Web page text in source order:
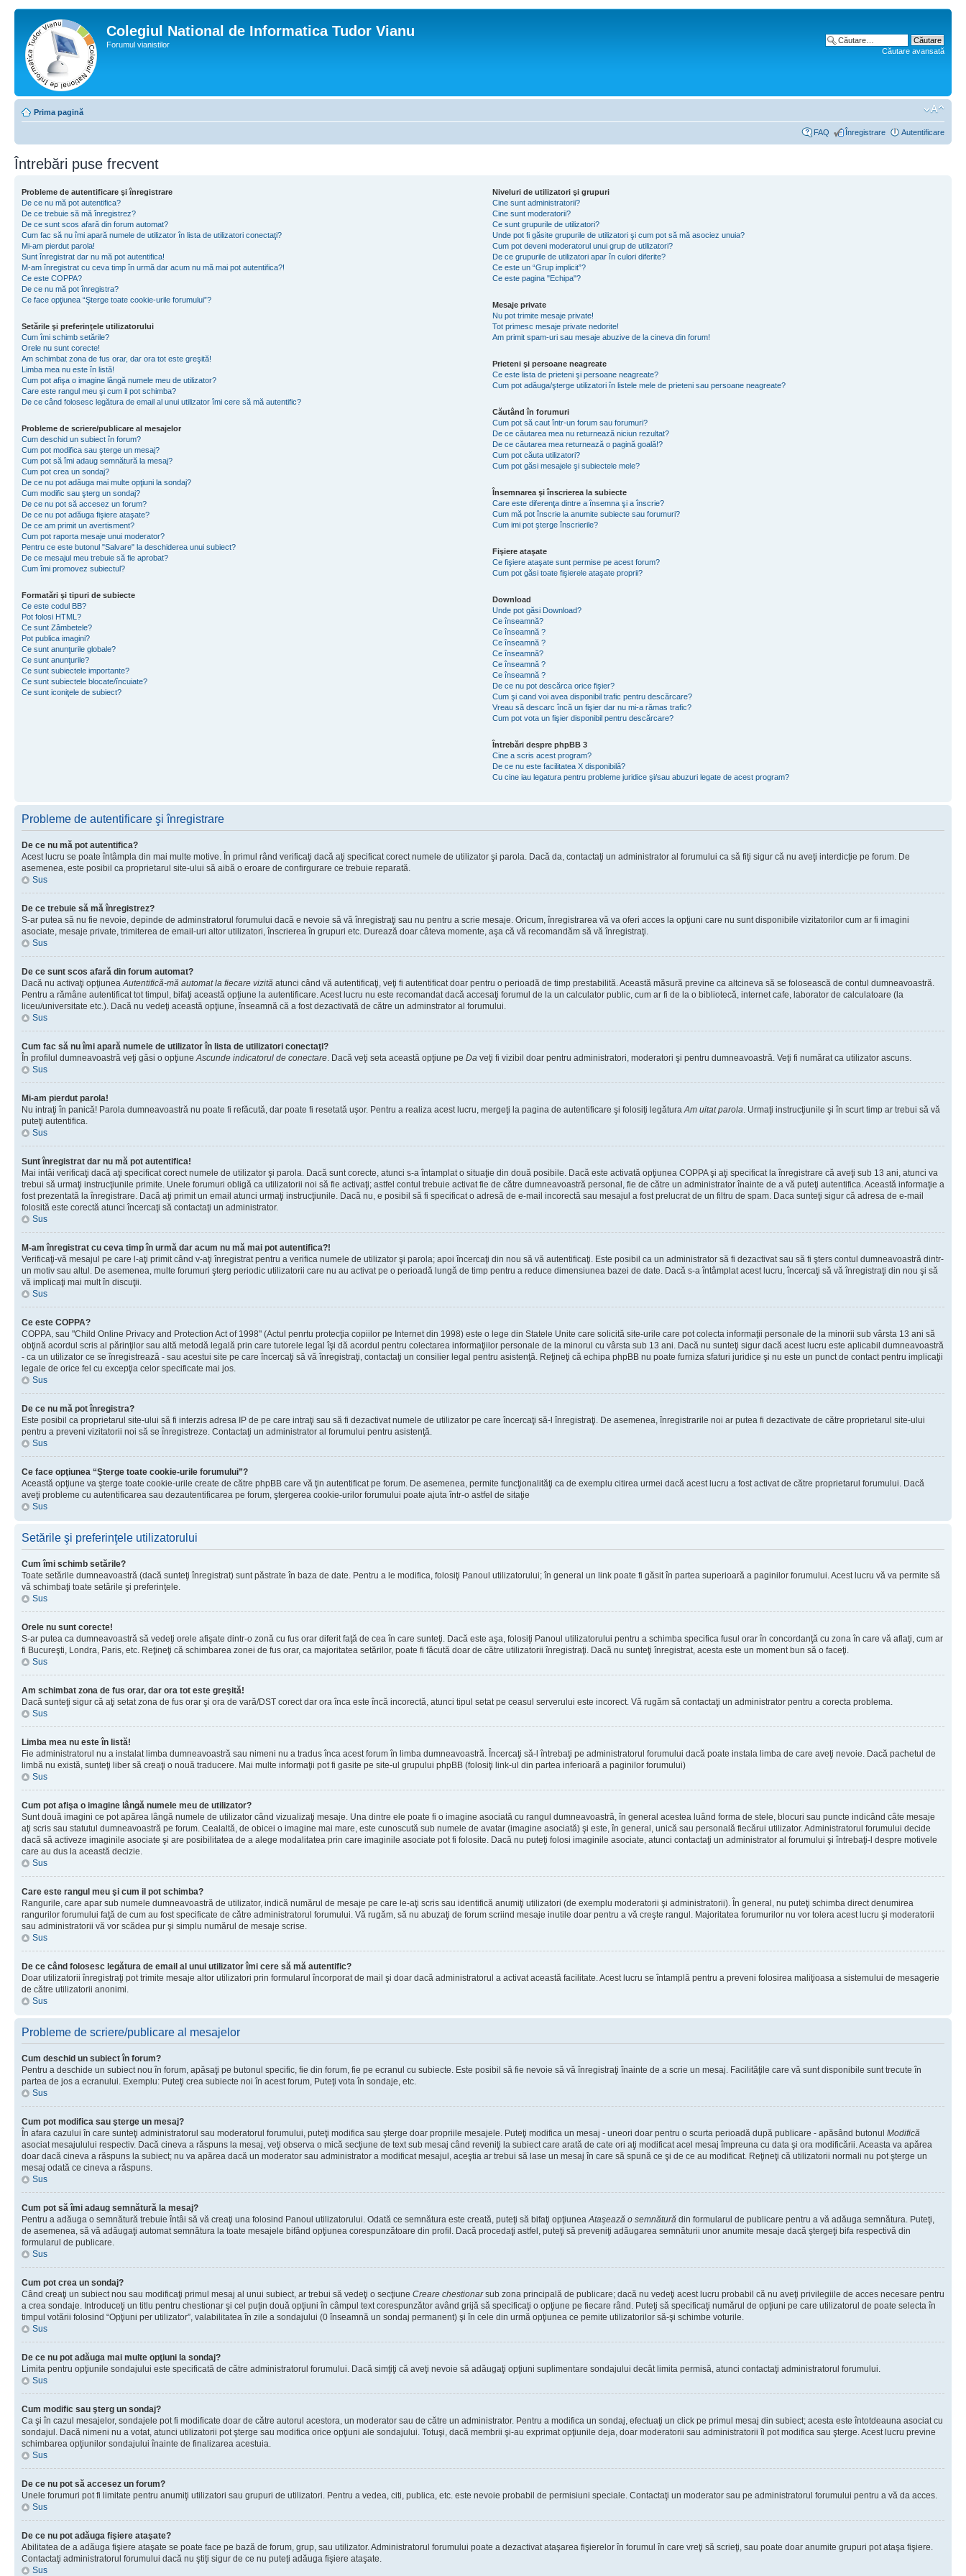
Colegiul National de Informatica Tudor Vianu
Forumul vianistilor
Căutare avansată
Prima pagină
FAQ Înregistrare Autentificare
Întrebări puse frecvent
Probleme de autentificare şi înregistrare
De ce nu mă pot autentifica?
De ce trebuie să mă înregistrez?
De ce sunt scos afară din forum automat?
Cum fac să nu îmi apară numele de utilizator în lista de utilizatori conectaţi?
Mi-am pierdut parola!
Sunt înregistrat dar nu mă pot autentifica!
M-am înregistrat cu ceva timp în urmă dar acum nu mă mai pot autentifica?!
Ce este COPPA?
De ce nu mă pot înregistra?
Ce face opţiunea “Şterge toate cookie-urile forumului”?
Setările şi preferinţele utilizatorului
Cum îmi schimb setările?
Orele nu sunt corecte!
Am schimbat zona de fus orar, dar ora tot este greşită!
Limba mea nu este în listă!
Cum pot afişa o imagine lângă numele meu de utilizator?
Care este rangul meu şi cum il pot schimba?
De ce când folosesc legătura de email al unui utilizator îmi cere să mă autentific?
Probleme de scriere/publicare al mesajelor
Cum deschid un subiect în forum?
Cum pot modifica sau şterge un mesaj?
Cum pot să îmi adaug semnătură la mesaj?
Cum pot crea un sondaj?
De ce nu pot adăuga mai multe opţiuni la sondaj?
Cum modific sau şterg un sondaj?
De ce nu pot să accesez un forum?
De ce nu pot adăuga fişiere ataşate?
De ce am primit un avertisment?
Cum pot raporta mesaje unui moderator?
Pentru ce este butonul "Salvare" la deschiderea unui subiect?
De ce mesajul meu trebuie să fie aprobat?
Cum îmi promovez subiectul?
Formatări şi tipuri de subiecte
Ce este codul BB?
Pot folosi HTML?
Ce sunt Zâmbetele?
Pot publica imagini?
Ce sunt anunţurile globale?
Ce sunt anunţurile?
Ce sunt subiectele importante?
Ce sunt subiectele blocate/încuiate?
Ce sunt iconiţele de subiect?
Niveluri de utilizatori şi grupuri
Cine sunt administratorii?
Cine sunt moderatorii?
Ce sunt grupurile de utilizatori?
Unde pot fi găsite grupurile de utilizatori şi cum pot să mă asociez unuia?
Cum pot deveni moderatorul unui grup de utilizatori?
De ce grupurile de utilizatori apar în culori diferite?
Ce este un “Grup implicit”?
Ce este pagina "Echipa"?
Mesaje private
Nu pot trimite mesaje private!
Tot primesc mesaje private nedorite!
Am primit spam-uri sau mesaje abuzive de la cineva din forum!
Prieteni şi persoane neagreate
Ce este lista de prieteni şi persoane neagreate?
Cum pot adăuga/şterge utilizatori în listele mele de prieteni sau persoane neagreate?
Căutând în forumuri
Cum pot să caut într-un forum sau forumuri?
De ce căutarea mea nu returnează niciun rezultat?
De ce căutarea mea returnează o pagină goală!?
Cum pot căuta utilizatori?
Cum pot găsi mesajele şi subiectele mele?
Însemnarea şi înscrierea la subiecte
Care este diferenţa dintre a însemna şi a înscrie?
Cum mă pot înscrie la anumite subiecte sau forumuri?
Cum imi pot şterge înscrierile?
Fişiere ataşate
Ce fişiere ataşate sunt permise pe acest forum?
Cum pot găsi toate fişierele ataşate proprii?
Download
Unde pot găsi Download?
Ce înseamnă?
Ce înseamnă ?
Ce înseamnă ?
Ce înseamnă?
Ce înseamnă ?
Ce înseamnă ?
De ce nu pot descărca orice fişier?
Cum şi cand voi avea disponibil trafic pentru descărcare?
Vreau să descarc încă un fişier dar nu mi-a rămas trafic?
Cum pot vota un fişier disponibil pentru descărcare?
Întrebări despre phpBB 3
Cine a scris acest program?
De ce nu este facilitatea X disponibilă?
Cu cine iau legatura pentru probleme juridice şi/sau abuzuri legate de acest program?
Probleme de autentificare şi înregistrare
De ce nu mă pot autentifica?
Acest lucru se poate întâmpla din mai multe motive. În primul rând verificaţi dacă aţi specificat corect numele de utilizator şi parola. Dacă da, contactaţi un administrator al forumului ca să fiţi sigur că nu aveţi interdicţie pe forum. De
asemenea, este posibil ca proprietarul site-ului să aibă o eroare de confirgurare ce trebuie reparată.
Sus
De ce trebuie să mă înregistrez?
S-ar putea să nu fie nevoie, depinde de adminstratorul forumului dacă e nevoie să vă înregistraţi sau nu pentru a scrie mesaje. Oricum, înregistrarea vă va oferi acces la opţiuni care nu sunt disponibile vizitatorilor cum ar fi imagini
asociate, mesaje private, trimiterea de email-uri altor utilizatori, înscrierea în grupuri etc. Durează doar câteva momente, aşa că vă recomandăm să vă înregistraţi.
Sus
De ce sunt scos afară din forum automat?
Dacă nu activaţi opţiuneaAutentifică-mă automat la fiecare vizită atunci când vă autentificaţi, veţi fi autentificat doar pentru o perioadă de timp prestabilită. Această măsură previne ca altcineva să se folosească de contul dumneavoastră.
Pentru a rămâne autentificat tot timpul, bifaţi această opţiune la autentificare. Acest lucru nu este recomandat dacă accesaţi forumul de la un calculator public, cum ar fi de la o bibliotecă, internet cafe, laborator de calculatoare (la
liceu/universitate etc.). Dacă nu vedeţi această opţiune, înseamnă că a fost dezactivată de către un adminstrator al forumului.
Sus
Cum fac să nu îmi apară numele de utilizator în lista de utilizatori conectaţi?
În profilul dumneavoastră veţi găsi o opţiuneAscunde indicatorul de conectare. Dacă veţi seta această opţiune pe Da veţi fi vizibil doar pentru administratori, moderatori şi pentru dumneavoastră. Veţi fi numărat ca utilizator ascuns.
Sus
Mi-am pierdut parola!
Nu intraţi în panică! Parola dumneavoastră nu poate fi refăcută, dar poate fi resetată uşor. Pentru a realiza acest lucru, mergeţi la pagina de autentificare şi folosiţi legăturaAm uitat parola. Urmaţi instrucţiunile şi în scurt timp ar trebui să vă
puteţi autentifica.
Sus
Sunt înregistrat dar nu mă pot autentifica!
Mai intâi verificaţi dacă aţi specificat corect numele de utilizator şi parola. Dacă sunt corecte, atunci s-a întamplat o situaţie din două posibile. Dacă este activată opţiunea COPPA şi aţi specificat la înregistrare că aveţi sub 13 ani, atunci va
trebui să urmaţi instrucţiunile primite. Unele forumuri obligă ca utilizatorii noi să fie activaţi; astfel contul trebuie activat fie de către dumneavoastră personal, fie de către un administrator înainte de a vă puteţi autentifica. Această informaţie a
fost prezentată la înregistrare. Dacă aţi primit un email atunci urmaţi instrucţiunile. Dacă nu, e posibil să fi specificat o adresă de e-mail incorectă sau mesajul a fost prelucrat de un filtru de spam. Daca sunteţi sigur că adresa de e-mail
folosită este corectă atunci încercaţi să contactaţi un administrator.
Sus
M-am înregistrat cu ceva timp în urmă dar acum nu mă mai pot autentifica?!
Verificaţi-vă mesajul pe care l-aţi primit când v-aţi înregistrat pentru a verifica numele de utilizator şi parola; apoi încercaţi din nou să vă autentificaţi. Este posibil ca un administrator să fi dezactivat sau să fi şters contul dumneavoastră dintr-
un motiv sau altul. De asemenea, multe forumuri şterg periodic utilizatorii care nu au activat pe o perioadă lungă de timp pentru a reduce dimensiunea bazei de date. Dacă s-a întâmplat acest lucru, încercaţi să vă înregistraţi din nou şi să
vă implicaţi mai mult în discuţii.
Sus
Ce este COPPA?
COPPA, sau "Child Online Privacy and Protection Act of 1998" (Actul penrtu protecţia copiilor pe Internet din 1998) este o lege din Statele Unite care solicită site-urile care pot colecta informaţii personale de la minorii sub vârsta 13 ani să
obţină acordul scris al părinţilor sau altă metodă legală prin care tutorele legal îşi dă acordul pentru colectarea informaţiilor personale de la minorul cu vârsta sub 13 ani. Dacă nu sunteţi sigur dacă acest lucru este aplicabil dumneavoastră
- ca un utilizator ce se înregistrează - sau acestui site pe care încercaţi să vă înregistraţi, contactaţi un consilier legal pentru asistenţă. Reţineţi că echipa phpBB nu poate furniza sfaturi juridice şi nu este un punct de contact pentru implicaţii
legale de orice fel cu excepţia celor specificate mai jos.
Sus
De ce nu mă pot înregistra?
Este posibil ca proprietarul site-ului să fi interzis adresa IP de pe care intraţi sau să fi dezactivat numele de utilizator pe care încercaţi să-l înregistraţi. De asemenea, înregistrarile noi ar putea fi dezactivate de către proprietarul site-ului
pentru a preveni vizitatorii noi să se înregistreze. Contactaţi un administrator al forumului pentru asistenţă.
Sus
Ce face opţiunea “Şterge toate cookie-urile forumului”?
Această opţiune va şterge toate cookie-urile create de către phpBB care vă ţin autentificat pe forum. De asemenea, permite funcţionalităţi ca de exemplu citirea urmei dacă acest lucru a fost activat de către proprietarul forumului. Dacă
aveţi probleme cu autentificarea sau dezautentificarea pe forum, ştergerea cookie-urilor forumului poate ajuta într-o astfel de sitaţie
Sus
Setările şi preferinţele utilizatorului
Cum îmi schimb setările?
Toate setările dumneavoastră (dacă sunteţi înregistrat) sunt păstrate în baza de date. Pentru a le modifica, folosiţi Panoul utilizatorului; în general un link poate fi găsit în partea superioară a paginilor forumului. Acest lucru vă va permite să
vă schimbaţi toate setările şi preferinţele.
Sus
Orele nu sunt corecte!
S-ar putea ca dumneavoastră să vedeţi orele afişate dintr-o zonă cu fus orar diferit faţă de cea în care sunteţi. Dacă este aşa, folosiţi Panoul utilizatorului pentru a schimba specifica fusul orar în concordanţă cu zona în care vă aflaţi, cum ar
fi Bucureşti, Londra, Paris, etc. Reţineţi că schimbarea zonei de fus orar, ca majoritatea setărilor, poate fi făcută doar de către utilizatorii înregistraţi. Dacă nu sunteţi înregistrat, acesta este un moment bun să o faceţi.
Sus
Am schimbat zona de fus orar, dar ora tot este greşită!
Dacă sunteţi sigur că aţi setat zona de fus orar şi ora de vară/DST corect dar ora înca este încă incorectă, atunci tipul setat pe ceasul serverului este incorect. Vă rugăm să contactaţi un administrator pentru a corecta problema.
Sus
Limba mea nu este în listă!
Fie administratorul nu a instalat limba dumneavoastră sau nimeni nu a tradus înca acest forum în limba dumneavoastră. Încercaţi să-l întrebaţi pe administratorul forumului dacă poate instala limba de care aveţi nevoie. Dacă pachetul de
limbă nu există, sunteţi liber să creaţi o nouă traducere. Mai multe informaţii pot fi gasite pe site-ul grupului phpBB (folosiţi link-ul din partea inferioară a paginilor forumului)
Sus
Cum pot afişa o imagine lângă numele meu de utilizator?
Sunt două imagini ce pot apărea lângă numele de utilizator când vizualizaţi mesaje. Una dintre ele poate fi o imagine asociată cu rangul dumneavoastră, în general acestea luând forma de stele, blocuri sau puncte indicând câte mesaje
aţi scris sau statutul dumneavoastră pe forum. Cealaltă, de obicei o imagine mai mare, este cunoscută sub numele de avatar (imagine asociată) şi este, în general, unică sau personală fiecărui utilizator. Administratorul forumului decide
dacă să activeze imaginile asociate şi are posibilitatea de a alege modalitatea prin care imaginile asociate pot fi folosite. Dacă nu puteţi folosi imaginile asociate, atunci contactaţi un administrator al forumului şi întrebaţi-l despre motivele
care au dus la această decizie.
Sus
Care este rangul meu şi cum il pot schimba?
Rangurile, care apar sub numele dumneavoastră de utilizator, indică numărul de mesaje pe care le-aţi scris sau identifică anumiţi utilizatori (de exemplu moderatorii şi administratorii). În general, nu puteţi schimba direct denumirea
rangurilor forumului faţă de cum au fost specificate de către administratorul forumului. Vă rugăm, să nu abuzaţi de forum scriind mesaje inutile doar pentru a vă creşte rangul. Majoritatea forumurilor nu vor tolera acest lucru şi moderatorii
sau administratorii vă vor scădea pur şi simplu numărul de mesaje scrise.
Sus
De ce când folosesc legătura de email al unui utilizator îmi cere să mă autentific?
Doar utilizatorii înregistraţi pot trimite mesaje altor utilizatori prin formularul încorporat de mail şi doar dacă administratorul a activat această facilitate. Acest lucru se întamplă pentru a preveni folosirea maliţioasa a sistemului de mesagerie
de către utilizatorii anonimi.
Sus
Probleme de scriere/publicare al mesajelor
Cum deschid un subiect în forum?
Pentru a deschide un subiect nou în forum, apăsaţi pe butonul specific, fie din forum, fie pe ecranul cu subiecte. Este posibil să fie nevoie să vă înregistraţi înainte de a scrie un mesaj. Facilităţile care vă sunt disponibile sunt trecute în
partea de jos a ecranului. Exemplu: Puteţi crea subiecte noi în acest forum, Puteţi vota în sondaje, etc.
Sus
Cum pot modifica sau şterge un mesaj?
În afara cazului în care sunteţi administratorul sau moderatorul forumului, puteţi modifica sau şterge doar propriile mesajele. Puteţi modifica un mesaj - uneori doar pentru o scurta perioadă după publicare - apăsând butonul Modifică
asociat mesajulului respectiv. Dacă cineva a răspuns la mesaj, veţi observa o mică secţiune de text sub mesaj când reveniţi la subiect care arată de cate ori aţi modificat acel mesaj împreuna cu data şi ora modificării. Aceasta va apărea
doar dacă cineva a răspuns la subiect; nu va apărea dacă un moderator sau administrator a modificat mesajul, aceştia ar trebui să lase un mesaj în care să spună ce şi de ce au modificat. Reţineţi că utilizatorii normali nu pot şterge un
mesaj odată ce cineva a răspuns.
Sus
Cum pot să îmi adaug semnătură la mesaj?
Pentru a adăuga o semnătură trebuie întâi să vă creaţi una folosind Panoul utilizatorului. Odată ce semnătura este creată, puteţi să bifaţi opţiuneaAtaşează o semnătură din formularul de publicare pentru a vă adăuga semnătura. Puteţi,
de asemenea, să vă adăugaţi automat semnătura la toate mesajele bifând opţiunea corespunzătoare din profil. Dacă procedaţi astfel, puteţi să preveniţi adăugarea semnăturii unor anumite mesaje dacă ştergeţi bifa respectivă din
formularul de publicare.
Sus
Cum pot crea un sondaj?
Când creaţi un subiect nou sau modificaţi primul mesaj al unui subiect, ar trebui să vedeţi o secţiune Creare chestionarsub zona principală de publicare; dacă nu vedeţi acest lucru probabil că nu aveţi privilegiile de acces necesare pentru
a crea sondaje. Introduceţi un titlu pentru chestionar şi cel puţin două opţiuni în câmpul text corespunzător având grijă să specificaţi o opţiune pe fiecare rând. Puteţi să specificaţi numărul de opţiuni pe care utilizatorul de poate selecta în
timpul votării folosind “Opţiuni per utilizator”, valabilitatea în zile a sondajului (0 înseamnă un sondaj permanent) şi în cele din urmă opţiunea ce pemite utilizatorilor să-şi schimbe voturile.
Sus
De ce nu pot adăuga mai multe opţiuni la sondaj?
Limita pentru opţiunile sondajului este specificată de către administratorul forumului. Dacă simţiţi că aveţi nevoie să adăugaţi opţiuni suplimentare sondajului decât limita permisă, atunci contactaţi administratorul forumului.
Sus
Cum modific sau şterg un sondaj?
Ca şi în cazul mesajelor, sondajele pot fi modificate doar de către autorul acestora, un moderator sau de către un administrator. Pentru a modifica un sondaj, efectuaţi un click pe primul mesaj din subiect; acesta este întotdeauna asociat cu
sondajul. Dacă nimeni nu a votat, atunci utilizatorii pot şterge sau modifica orice opţiuni ale sondajului. Totuşi, dacă membrii şi-au exprimat opţiunile deja, doar moderatorii sau administratorii îl pot modifica sau şterge. Acest lucru previne
schimbarea opţiunilor sondajului înainte de finalizarea acestuia.
Sus
De ce nu pot să accesez un forum?
Unele forumuri pot fi limitate pentru anumiţi utilizatori sau grupuri de utilizatori. Pentru a vedea, citi, publica, etc. este nevoie probabil de permisiuni speciale. Contactaţi un moderator sau pe administratorul forumului pentru a vă da acces.
Sus
De ce nu pot adăuga fişiere ataşate?
Abilitatea de a adăuga fişiere ataşate se poate face pe bază de forum, grup, sau utilizator. Administratorul forumului poate a dezactivat ataşarea fişierelor în forumul în care vreţi să scrieţi, sau poate doar anumite grupuri pot ataşa fişiere.
Contactaţi administratorul forumului dacă nu ştiţi sigur de ce nu puteţi adăuga fişiere ataşate.
Sus